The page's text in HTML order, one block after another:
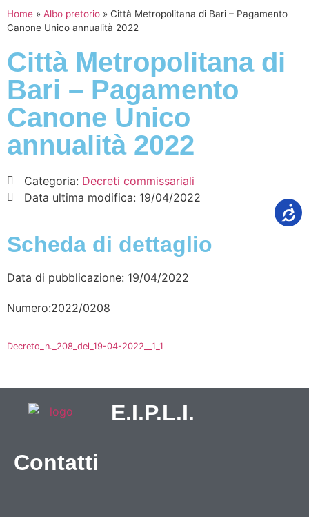
Home » Albo pretorio » Città Metropolitana di Bari – Pagamento
Canone Unico annualità 2022
Città Metropolitana di
Bari – Pagamento
Canone Unico
annualità 2022
Categoria: Decreti commissariali
Data ultima modifica: 19/04/2022
Scheda di dettaglio
Data di pubblicazione: 19/04/2022
Numero:2022/0208
Decreto_n._208_del_19-04-2022__1_1
E.I.P.L.I.
Contatti